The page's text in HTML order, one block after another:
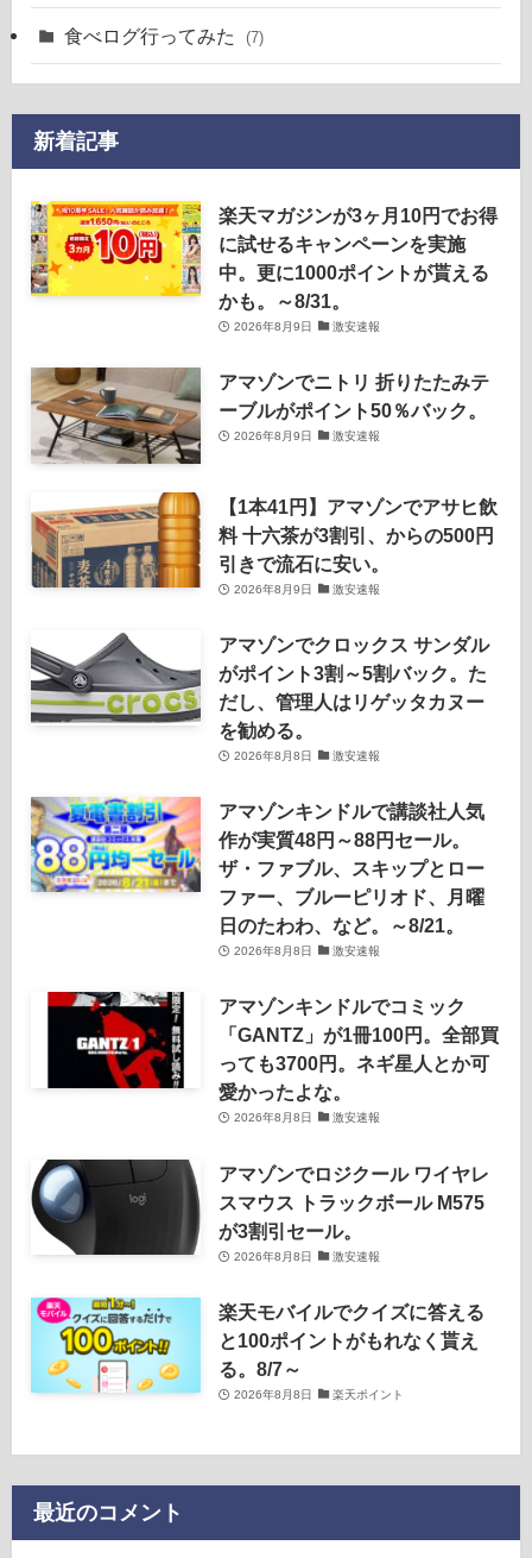
食べログ行ってみた (7)
新着記事
楽天マガジンが3ヶ月10円でお得
に試せるキャンペーンを実施
中。更に1000ポイントが貰える
かも。～8/31。
2026年8月9日 激安速報
アマゾンでニトリ 折りたたみテ
ーブルがポイント50％バック。
2026年8月9日 激安速報
【1本41円】アマゾンでアサヒ飲
料 十六茶が3割引、からの500円
引きで流石に安い。
2026年8月9日 激安速報
アマゾンでクロックス サンダル
がポイント3割～5割バック。た
だし、管理人はリゲッタカヌー
を勧める。
2026年8月8日 激安速報
アマゾンキンドルで講談社人気
作が実質48円～88円セール。
ザ・ファブル、スキップとロー
ファー、ブルーピリオド、月曜
日のたわわ、など。～8/21。
2026年8月8日 激安速報
アマゾンキンドルでコミック
「GANTZ」が1冊100円。全部買
っても3700円。ネギ星人とか可
愛かったよな。
2026年8月8日 激安速報
アマゾンでロジクール ワイヤレ
スマウス トラックボール M575
が3割引セール。
2026年8月8日 激安速報
楽天モバイルでクイズに答える
と100ポイントがもれなく貰え
る。8/7～
2026年8月8日 楽天ポイント
最近のコメント